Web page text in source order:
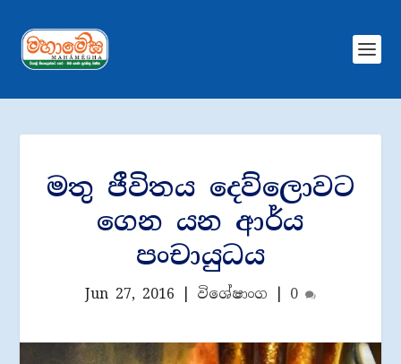
මතු ජීවිතය දෙව්ලොවට
ගෙන යන ආර්ය
පංචායුධය
Jun 27, 2016 විශේෂාංග 0